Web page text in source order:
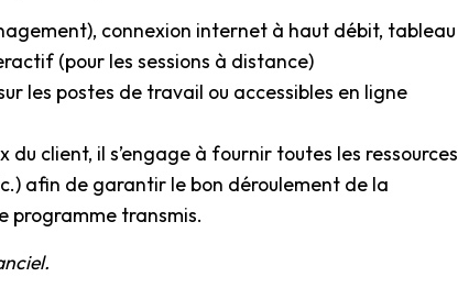
connexion internet à haut débit, tableau
(pour les sessions à distance)
les postes de travail ou accessibles en ligne
client, il s’engage à fournir toutes les ressources
afin de garantir le bon déroulement de la
programme transmis.